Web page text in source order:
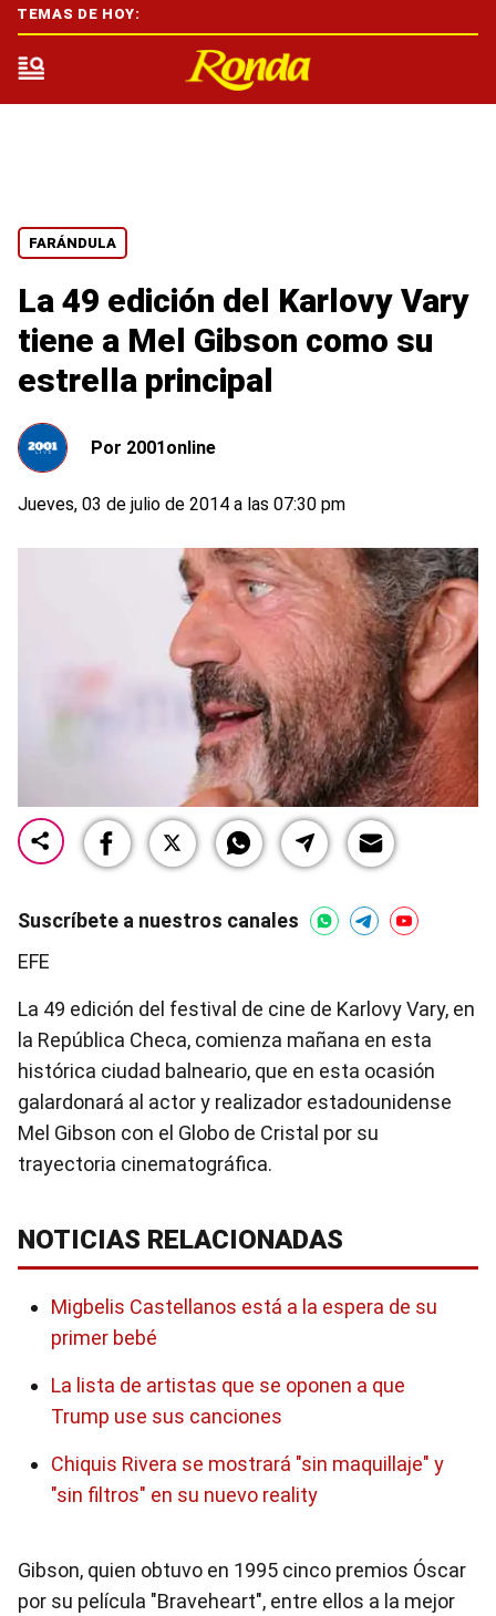
FARÁNDULA
La 49 edición del Karlovy Vary
tiene a Mel Gibson como su
estrella principal
Por 2001online
Jueves, 03 de julio de 2014 a las 07:30 pm
Suscríbete a nuestros canales
EFE
La 49 edición del festival de cine de Karlovy Vary, en
la República Checa, comienza mañana en esta
histórica ciudad balneario, que en esta ocasión
galardonará al actor y realizador estadounidense
Mel Gibson con el Globo de Cristal por su
trayectoria cinematográfica.
NOTICIAS RELACIONADAS
Migbelis Castellanos está a la espera de su
primer bebé
La lista de artistas que se oponen a que
Trump use sus canciones
Chiquis Rivera se mostrará "sin maquillaje" y
"sin filtros" en su nuevo reality
Gibson, quien obtuvo en 1995 cinco premios Óscar
por su película "Braveheart", entre ellos a la mejor
TEMAS DE HOY: